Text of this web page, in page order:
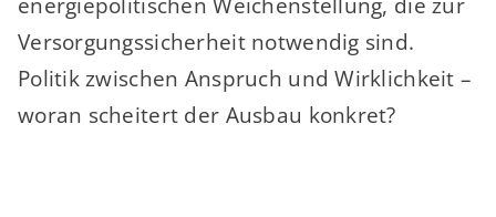
Versorgungssicherheit notwendig sind.
Politik zwischen Anspruch und Wirklichkeit –
woran scheitert der Ausbau konkret?